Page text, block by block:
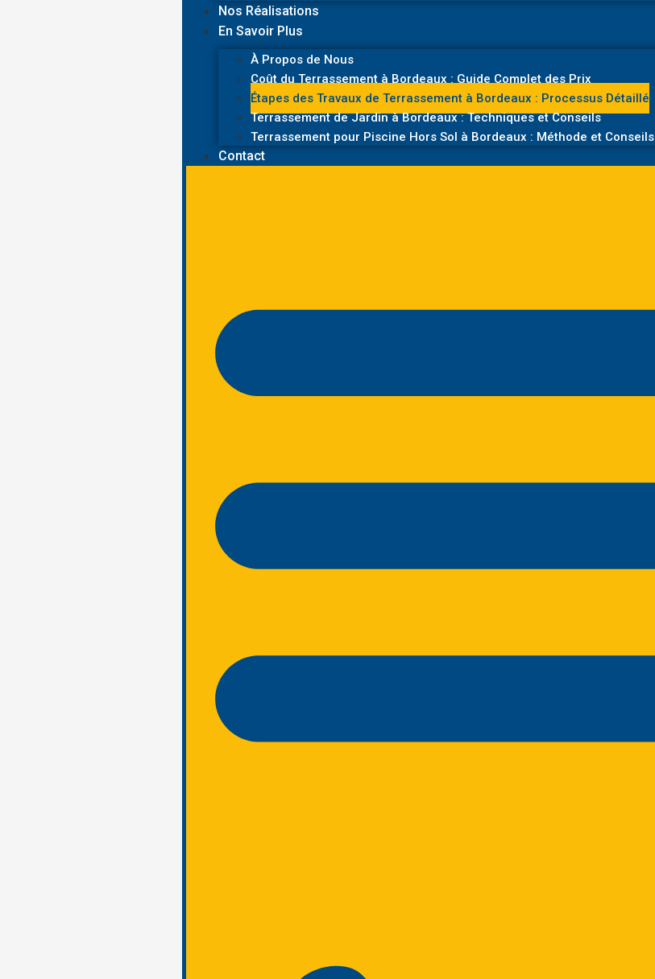
Nos Réalisations
En Savoir Plus
À Propos de Nous
Coût du Terrassement à Bordeaux : Guide Complet des Prix
Étapes des Travaux de Terrassement à Bordeaux : Processus Détaillé
Terrassement de Jardin à Bordeaux : Techniques et Conseils
Terrassement pour Piscine Hors Sol à Bordeaux : Méthode et Conseils
Contact